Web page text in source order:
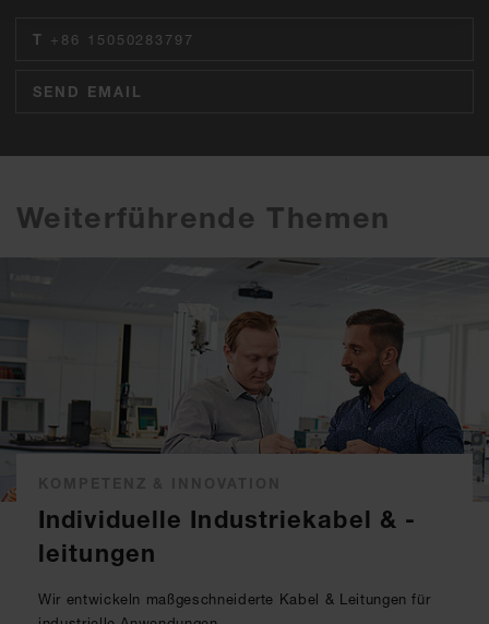
T +86 15050283797
SEND EMAIL
Weiterführende Themen
Individuelle Industriekabel & -
leitungen
Wir entwickeln maßgeschneiderte Kabel & Leitungen für